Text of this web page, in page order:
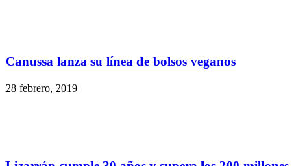
Canussa lanza su línea de bolsos veganos
28 febrero, 2019